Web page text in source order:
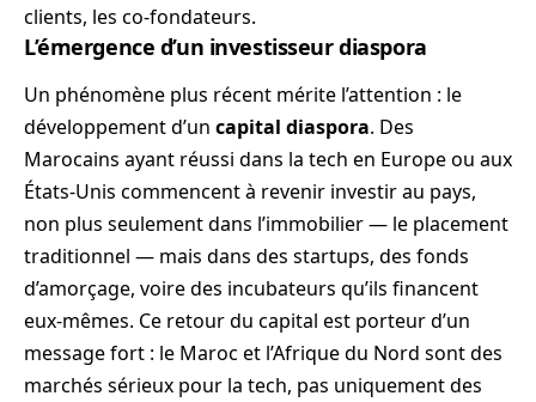
clients, les co-fondateurs.
L’émergence d’un investisseur diaspora
Un phénomène plus récent mérite l’attention : le
développement d’un capital diaspora. Des
Marocains ayant réussi dans la tech en Europe ou aux
États-Unis commencent à revenir investir au pays,
non plus seulement dans l’immobilier — le placement
traditionnel — mais dans des startups, des fonds
d’amorçage, voire des incubateurs qu’ils financent
eux-mêmes. Ce retour du capital est porteur d’un
message fort : le Maroc et l’Afrique du Nord sont des
marchés sérieux pour la tech, pas uniquement des